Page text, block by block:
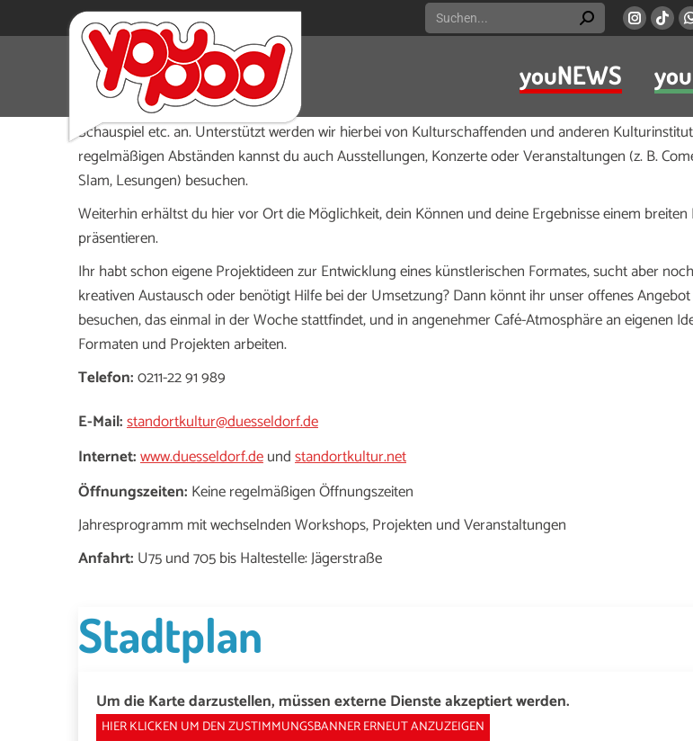
Search:
opens
new
window
Viber
in
new
youNEWS
Im Standort Kultur kannst du auf vielfältige Weise deine Kreativität ausleben. Wir bieten dir
und Workshops aus den Bereichen Digitale Medien, Kunst, Fotograﬁe, Literatur, Malerei, Musik, Tanz,
Schauspiel etc. an. Unterstützt werden wir hierbei von Kulturschaffenden und anderen
regelmäßigen Abständen kannst du auch Ausstellungen, Konzerte oder Veranstaltungen (z. B.
Slam, Lesungen) besuchen.
Weiterhin erhältst du hier vor Ort die Möglichkeit, dein Können und deine Ergebnisse einem
präsentieren.
Ihr habt schon eigene Projektideen zur Entwicklung eines künstlerischen Formates, sucht aber
kreativen Austausch oder benötigt Hilfe bei der Umsetzung? Dann könnt ihr unser offenes
besuchen, das einmal in der Woche stattfindet, und in angenehmer Café-Atmosphäre an eigenen
Formaten und Projekten arbeiten.
Telefon:0211-22 91 989
E-Mail:standortkultur@duesseldorf.de
Internet:www.duesseldorf.deundstandortkultur.net
Öffnungszeiten: Keine regelmäßigen Öffnungszeiten
Jahresprogramm mit wechselnden Workshops, Projekten und Veranstaltungen
Anfahrt: U75 und 705 bis Haltestelle: Jägerstraße
Stadtplan
Um die Karte darzustellen, müssen externe Dienste akzeptiert werden.
HIER KLICKEN UM DEN ZUSTIMMUNGSBANNER ERNEUT ANZUZEIGEN